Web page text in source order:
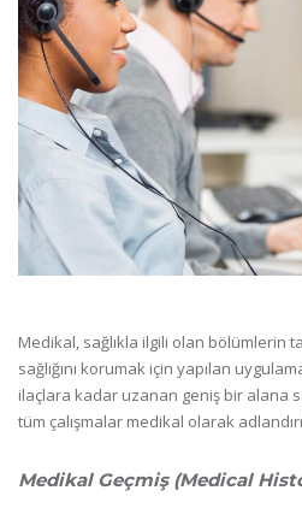
Medikal, sağlıkla ilgili olan bölümlerin
sağlığını korumak için yapılan
ilaçlara kadar uzanan geniş bir alana
tüm çalışmalar medikal olarak
Medikal Geçmiş (Medical